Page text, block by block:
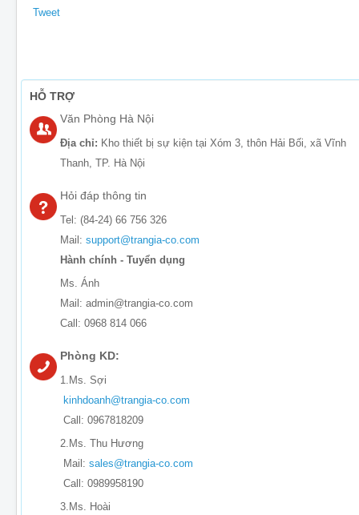
Tweet
HỖ TRỢ
Văn Phòng Hà Nội
Địa chỉ: Kho thiết bị sự kiện tại Xóm 3, thôn Hải Bối, xã Vĩnh
Thanh, TP. Hà Nội
Hỏi đáp thông tin
Tel: (84-24) 66 756 326
Mail: support@trangia-co.com
Hành chính - Tuyển dụng
Ms. Ánh
Mail: admin@trangia-co.com
Call: 0968 814 066
Phòng KD:
1.Ms. Sợi
kinhdoanh@trangia-co.com
Call: 0967818209
2.Ms. Thu Hương
Mail: sales@trangia-co.com
Call: 0989958190
3.Ms. Hoài